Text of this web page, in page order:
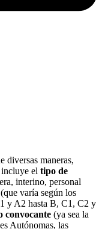
diversas maneras,
el tipo de
interino, personal
(que varía según los
y A2 hasta B, C1, C2 y
convocante (ya sea la
Autónomas, las